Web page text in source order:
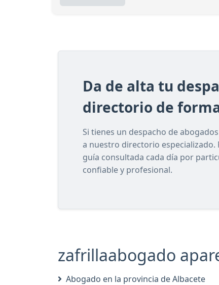
Da de alta tu
directorio de
Si tienes un despacho de
a nuestro directorio
guía consultada cada día por
confiable y profesional.
zafrillaabogado
Abogado en la provincia de Albacete